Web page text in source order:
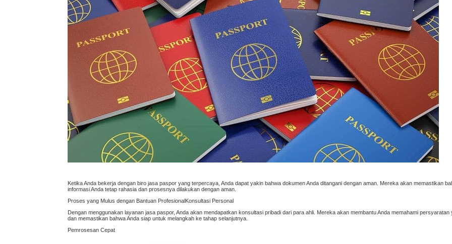
Ketika Anda bekerja dengan biro jasa paspor yang terpercaya, Anda dapat yakin bahwa dokumen Anda ditangani dengan aman. Mereka akan memastikan
informasi Anda tetap rahasia dan prosesnya dilakukan dengan aman.
Proses yang Mulus dengan Bantuan ProfesionalKonsultasi Personal
Dengan menggunakan layanan jasa paspor, Anda akan mendapatkan konsultasi pribadi dari para ahli. Mereka akan membantu Anda memahami persyaratan
dan memastikan bahwa Anda siap untuk melangkah ke tahap selanjutnya.
Pemrosesan Cepat